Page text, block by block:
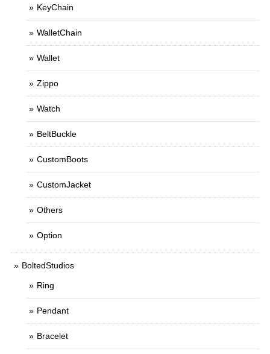
KeyChain
WalletChain
Wallet
Zippo
Watch
BeltBuckle
CustomBoots
CustomJacket
Others
Option
BoltedStudios
Ring
Pendant
Bracelet